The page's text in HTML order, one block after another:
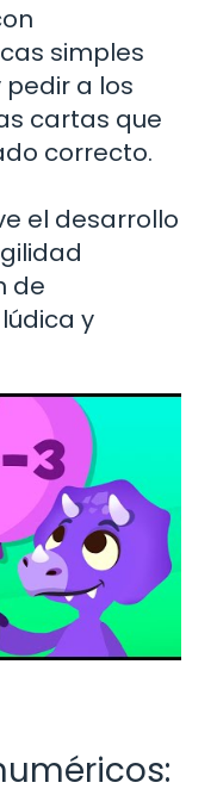
simples
a los
cartas que
correcto.
el desarrollo
de
y